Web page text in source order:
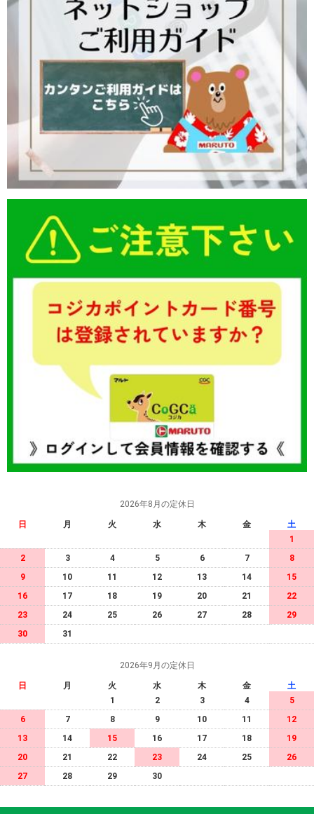
2026年8月の定休日
日 月 火 水 木 金
土
1
2
3 4 5 6 7
8
9
10 11 12 13 14
15
16
17 18 19 20 21
22
23
24 25 26 27 28
29
30
31
2026年9月の定休日
日 月 火 水 木 金
土
1
2 3 4
5
6
7 8 9 10 11
12
13
14 15 16 17 18
19
20
21 22 23 24 25
26
27
28 29 30